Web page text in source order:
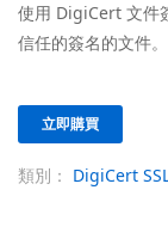
使用 DigiCert 文件
信任的簽名的文件。
立即購買
類別： DigiCert